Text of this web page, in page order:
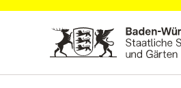
Vers la page d’accueil